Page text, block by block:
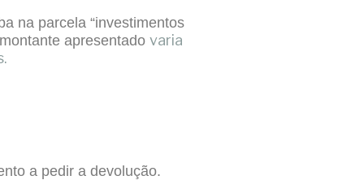
na parcela “investimentos
apresentado varia
a pedir a devolução.